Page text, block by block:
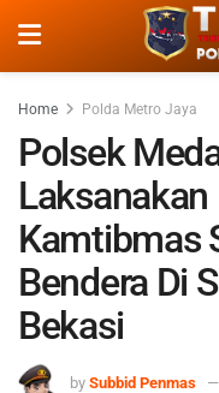
Home Polda Metro Jaya
Polsek
Kamtibmas
Bendera Di
Bekasi
by Subbid Penmas